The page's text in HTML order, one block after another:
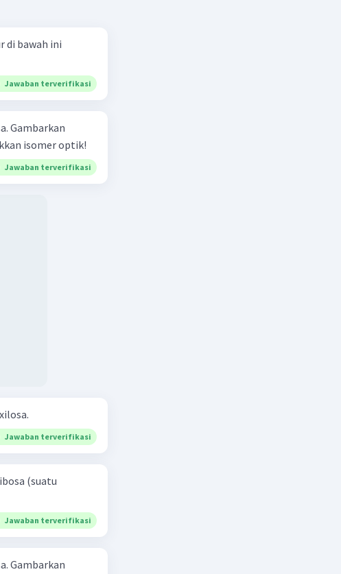
di bawah ini
Jawaban terverifikasi
Gambarkan
isomer optik!
Jawaban terverifikasi
Jawaban terverifikasi
(suatu
Jawaban terverifikasi
Gambarkan